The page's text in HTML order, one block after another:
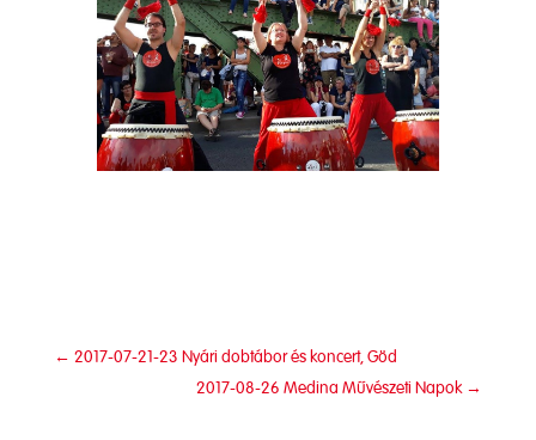
← 2017-07-21-23 Nyári dobtábor és koncert, Göd
2017-08-26 Medina Művészeti Napok→